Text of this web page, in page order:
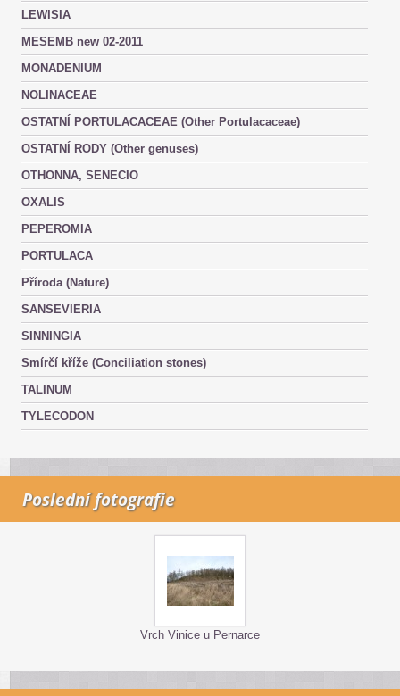
LEWISIA
MESEMB new 02-2011
MONADENIUM
NOLINACEAE
OSTATNÍ PORTULACACEAE (Other Portulacaceae)
OSTATNÍ RODY (Other genuses)
OTHONNA, SENECIO
OXALIS
PEPEROMIA
PORTULACA
Příroda (Nature)
SANSEVIERIA
SINNINGIA
Smírčí kříže (Conciliation stones)
TALINUM
TYLECODON
Poslední fotografie
Vrch Vinice u Pernarce